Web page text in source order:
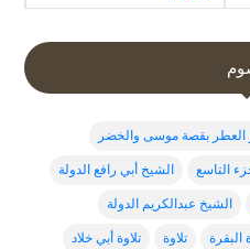
العطر بقصة موسى والخضر
التاسع الشيخ أبي رافع الدولة
الشيخ عبدالكريم الدولة
تلاوة تلاوة أبي خلاد